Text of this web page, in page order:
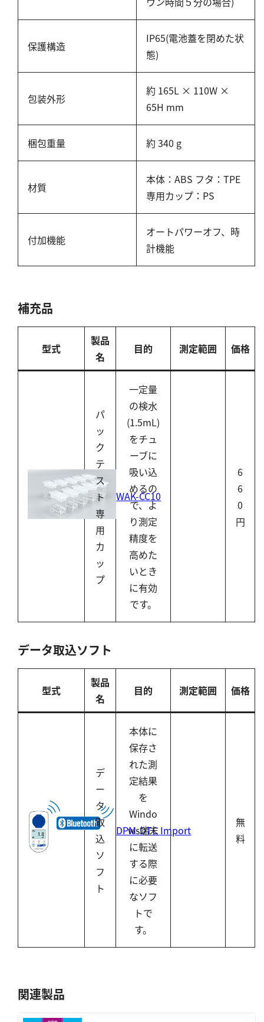
保護構造
IP65(電池蓋を閉めた状
態)
包装外形
約 165L × 110W ×
65H mm
梱包重量 約 340 g
材質
本体：ABS フタ：TPE
専用カップ：PS
付加機能
オートパワーオフ、時
計機能
補充品
型式
製品
名
目的 測定範囲 価格
WAK-CC10
パ
ッ
ク
テ
ス
ト
専
用
カ
ッ
プ
一定量
の検水
(1.5mL)
をチュ
ーブに
吸い込
めるの
で、よ
り測定
精度を
高めた
いとき
に有効
です。
6
6
0
円
データ取込ソフト
型式
製品
名
目的 測定範囲 価格
DPM-DTC Import
デ
ー
タ
取
込
ソ
フ
ト
本体に
保存さ
れた測
定結果
を
Windo
ws端末
に転送
する際
に必要
なソフ
トで
す。
無
料
関連製品